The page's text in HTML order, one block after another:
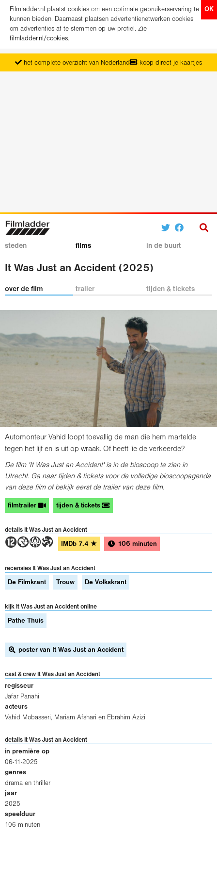
OK
Filmladder.nl plaatst cookies om een optimale gebruikerservaring te
kunnen bieden. Daarnaast plaatsen advertentienetwerken cookies
om advertenties af te stemmen op uw profiel. Zie
filmladder.nl/cookies.
het complete overzicht van Nederland
koop direct je kaartjes
vanaf maandag het nieuwe programma
steden films in de buurt
It Was Just an Accident (2025)
over de film trailer tijden & tickets
Automonteur Vahid loopt toevallig de man die hem martelde
tegen het lijf en is uit op wraak. Of heeft 'ie de verkeerde?
De film 'It Was Just an Accident' is in de bioscoop te zien in
Utrecht. Ga naar tijden & tickets voor de volledige bioscoopagenda
van deze film of bekijk eerst de trailer van deze film.
filmtrailer tijden & tickets
details It Was Just an Accident
4GAT IMDb 7.4 ★ 106 minuten
recensies It Was Just an Accident
De Filmkrant Trouw De Volkskrant
kijk It Was Just an Accident online
Pathe Thuis
poster van It Was Just an Accident
cast & crew It Was Just an Accident
regisseur
Jafar Panahi
acteurs
Vahid Mobasseri, Mariam Afshari en Ebrahim Azizi
details It Was Just an Accident
in première op
06-11-2025
genres
drama en thriller
jaar
2025
speelduur
106 minuten